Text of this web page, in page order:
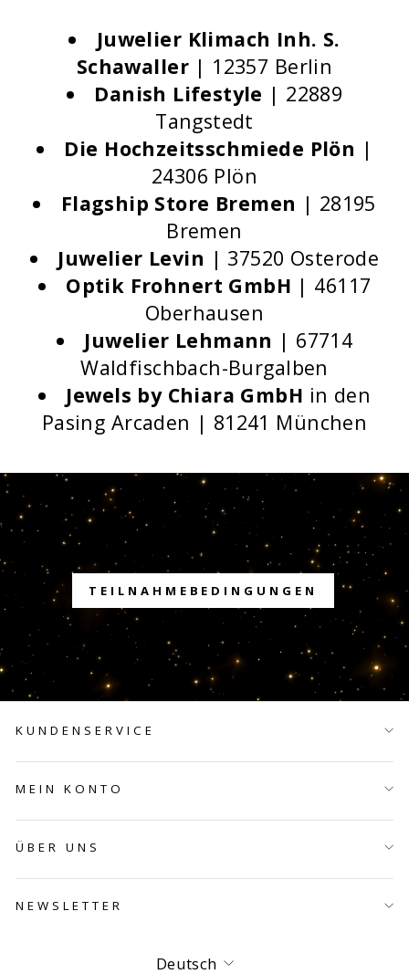
Juwelier Klimach Inh. S.
Schawaller| 12357 Berlin
Danish Lifestyle | 22889
Tangstedt
Die Hochzeitsschmiede Plön |
24306 Plön
Flagship Store Bremen | 28195
Bremen
Juwelier Levin | 37520 Osterode
Optik Frohnert GmbH | 46117
Oberhausen
Juwelier Lehmann | 67714
Waldfischbach-Burgalben
Jewels by Chiara GmbH in den
Pasing Arcaden | 81241 München
TEILNAHMEBEDINGUNGEN
KUNDENSERVICE
MEIN KONTO
ÜBER UNS
NEWSLETTER
Sprache
Deutsch